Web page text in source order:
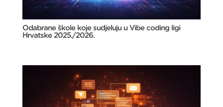
Odabrane škole koje sudjeluju u Vibe coding ligi
Hrvatske 2025./2026.